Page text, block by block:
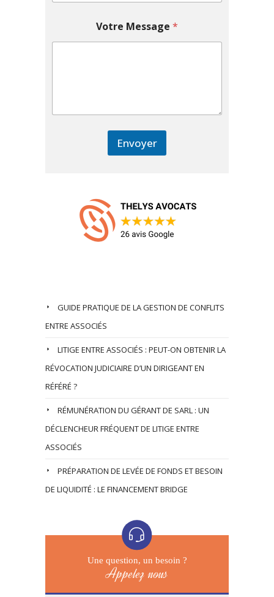
Votre Message *
Envoyer
GUIDE PRATIQUE DE LA GESTION DE CONFLITS
ENTRE ASSOCIÉS
LITIGE ENTRE ASSOCIÉS : PEUT-ON OBTENIR LA
RÉVOCATION JUDICIAIRE D’UN DIRIGEANT EN
RÉFÉRÉ ?
RÉMUNÉRATION DU GÉRANT DE SARL : UN
DÉCLENCHEUR FRÉQUENT DE LITIGE ENTRE
ASSOCIÉS
PRÉPARATION DE LEVÉE DE FONDS ET BESOIN
DE LIQUIDITÉ : LE FINANCEMENT BRIDGE
Une question, un besoin ?
Appelez nous